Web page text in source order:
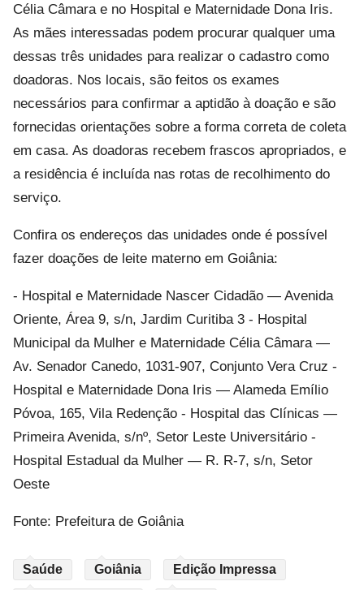
Célia Câmara e no Hospital e Maternidade Dona Iris.
As mães interessadas podem procurar qualquer uma
dessas três unidades para realizar o cadastro como
doadoras. Nos locais, são feitos os exames
necessários para confirmar a aptidão à doação e são
fornecidas orientações sobre a forma correta de coleta
em casa. As doadoras recebem frascos apropriados, e
a residência é incluída nas rotas de recolhimento do
serviço.
Confira os endereços das unidades onde é possível
fazer doações de leite materno em Goiânia:
- Hospital e Maternidade Nascer Cidadão — Avenida
Oriente, Área 9, s/n, Jardim Curitiba 3 - Hospital
Municipal da Mulher e Maternidade Célia Câmara —
Av. Senador Canedo, 1031-907, Conjunto Vera Cruz -
Hospital e Maternidade Dona Iris — Alameda Emílio
Póvoa, 165, Vila Redenção - Hospital das Clínicas —
Primeira Avenida, s/nº, Setor Leste Universitário -
Hospital Estadual da Mulher — R. R-7, s/n, Setor
Oeste
Fonte: Prefeitura de Goiânia
Saúde Goiânia Edição Impressa